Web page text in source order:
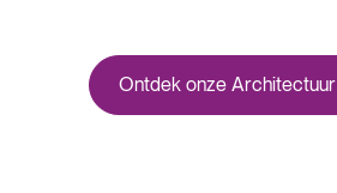
Ontdek onze Architectuur